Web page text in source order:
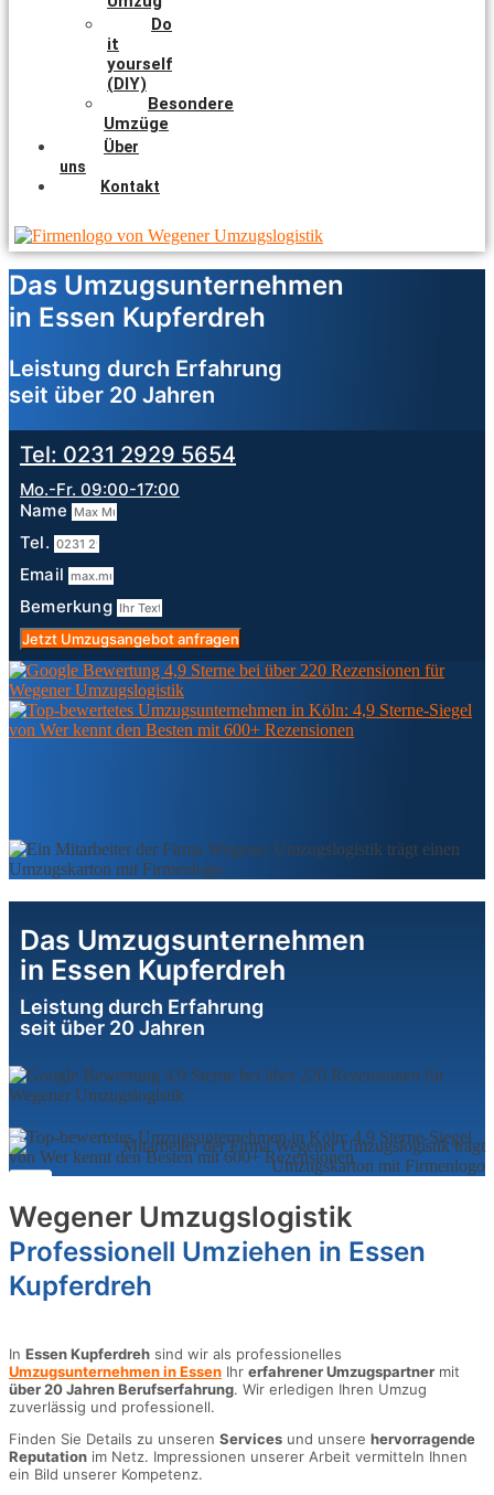
Do
it
yourself
(DIY)
Besondere
Umzüge
Über
uns
Kontakt
Das Umzugsunternehmen
in Essen Kupferdreh
Leistung durch Erfahrung
seit über 20 Jahren
Tel: 0231 2929 5654
Mo.-Fr. 09:00-17:00
Name
Tel.
Email
Bemerkung
Jetzt Umzugsangebot anfragen
Das Umzugsunternehmen
in Essen Kupferdreh
Leistung durch Erfahrung
seit über 20 Jahren
Wegener Umzugslogistik
Professionell Umziehen in Essen
Kupferdreh
In Essen Kupferdreh sind wir als professionelles
Umzugsunternehmen in Essen Ihr erfahrener Umzugspartner mit
über 20 Jahren Berufserfahrung. Wir erledigen Ihren Umzug
zuverlässig und professionell.
Finden Sie Details zu unseren Services und unsere hervorragende
Reputation im Netz. Impressionen unserer Arbeit vermitteln Ihnen
ein Bild unserer Kompetenz.